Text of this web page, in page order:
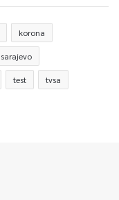
korona
sarajevo
test tvsa